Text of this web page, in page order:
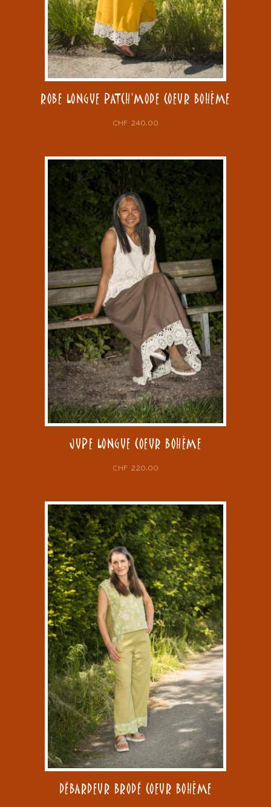
ROBE LONGUE PATCH’MODE COEUR BOHÈME
CHF 240.00
JUPE LONGUE COEUR BOHÈME
CHF 220.00
DÉBARDEUR BRODÉ COEUR BOHÈME